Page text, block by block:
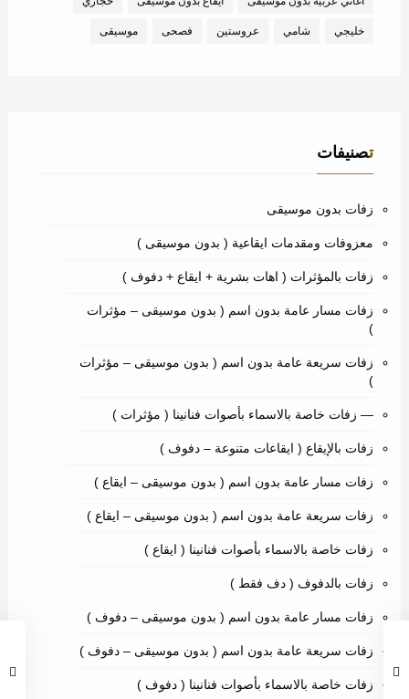
خليجي شامي عروستين فصحى موسيقى
تصنيفات
زفات بدون موسيقى
معزوفات ومقدمات ايقاعية ( بدون موسيقى )
زفات بالمؤثرات ( اهات بشرية + ايقاع + دفوف )
زفات مسار عامة بدون اسم ( بدون موسيقى – مؤثرات
)
زفات سريعة عامة بدون اسم ( بدون موسيقى – مؤثرات
)
— زفات خاصة بالاسماء بأصوات فنانينا ( مؤثرات )
زفات بالإيقاع ( ايقاعات متنوعة – دفوف )
زفات مسار عامة بدون اسم ( بدون موسيقى – ايقاع )
زفات سريعة عامة بدون اسم ( بدون موسيقى – ايقاع )
زفات خاصة بالاسماء بأصوات فنانينا ( ايقاع )
زفات بالدفوف ( دف فقط )
زفات مسار عامة بدون اسم ( بدون موسيقى – دفوف )
زفات سريعة عامة بدون اسم ( بدون موسيقى – دفوف )
زفات خاصة بالاسماء بأصوات فنانينا ( دفوف )